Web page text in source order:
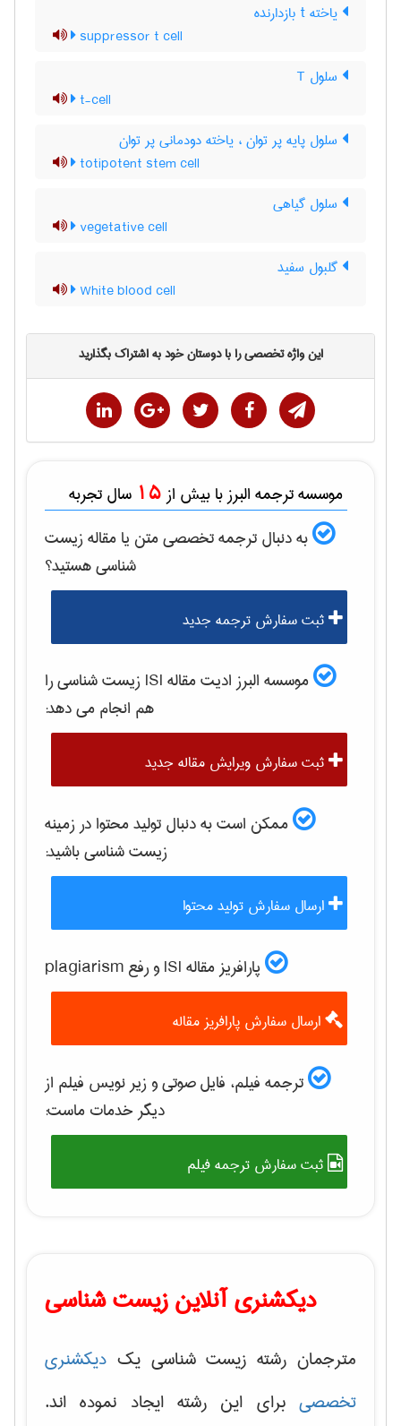
یاخته t بازدارنده
suppressor t cell
سلول T
t-cell
سلول پایه پر توان ، یاخته دودمانی پر توان
totipotent stem cell
سلول گیاهی
vegetative cell
گلبول سفید
White blood cell
این واژه تخصصی را با دوستان خود به اشتراک بگذارید
موسسه ترجمه البرز با بیش از 15 سال تجربه
به دنبال ترجمه تخصصی متن یا مقالهزيست
شناسیهستید؟
ثبت سفارش ترجمه جدید
موسسه البرز ادیت مقاله ISI زيست شناسیرا
هم انجام می دهد:
ثبت سفارش ویرایش مقاله جدید
ممکن است به دنبال تولید محتوا در زمینه
زيست شناسیباشید:
ارسال سفارش تولید محتوا
پارافریز مقاله ISI و رفع plagiarism
ارسال سفارش پارافریز مقاله
ترجمه فیلم، فایل صوتی و زیر نویس فیلم از
دیگر خدمات ماست:
ثبت سفارش ترجمه فیلم
دیکشنری آنلاین زیست شناسی
مترجمان رشته زیست شناسی یک دیکشنری
تخصصی برای این رشته ایجاد نموده اند.